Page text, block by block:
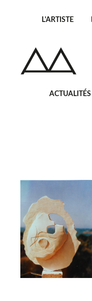
L'ARTISTE
ACTUALITÉS